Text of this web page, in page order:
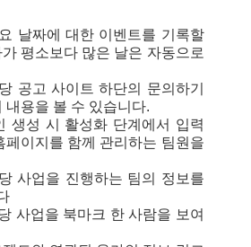
날짜에 대한 이벤트를 기록할
평소보다 많은 날은 자동으로
공고 사이트 하단의 문의하기
내용을 볼 수 있습니다.
생성 시 활성화 단계에서 입력
페이지를 함께 관리하는 팀원을
사업을 진행하는 팀의 정보를
사업을 북마크 한 사람을 보여